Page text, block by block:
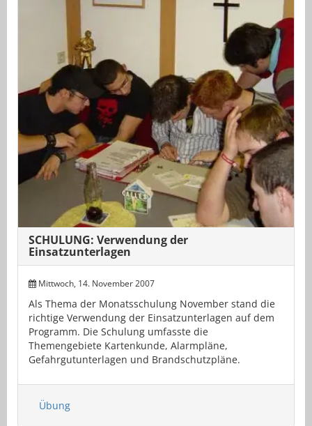
SCHULUNG: Verwendung der
Einsatzunterlagen
Mittwoch, 14. November 2007
Als Thema der Monatsschulung November stand die
richtige Verwendung der Einsatzunterlagen auf dem
Programm. Die Schulung umfasste die
Themengebiete Kartenkunde, Alarmpläne,
Gefahrgutunterlagen und Brandschutzpläne.
Übung